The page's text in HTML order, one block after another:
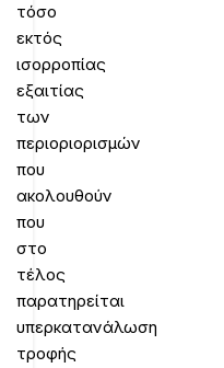
τόσο
εκτός
ισορροπίας
εξαιτίας
των
περιοριορισμών
που
ακολουθούν
που
στο
τέλος
παρατηρείται
υπερκατανάλωση
τροφής